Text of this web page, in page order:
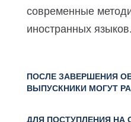
современные
иностранных языков.
ПОСЛЕ ЗАВЕРШЕНИЯ
ВЫПУСКНИКИ МОГУТ
ДЛЯ ПОСТУПЛЕНИЯ НА